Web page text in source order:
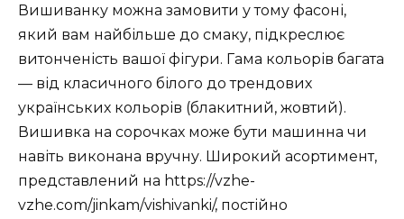
Вишиванку можна замовити у тому фасоні,
який вам найбільше до смаку, підкреслює
витонченість вашої фігури. Гама кольорів багата
— від класичного білого до трендових
українських кольорів (блакитний, жовтий).
Вишивка на сорочках може бути машинна чи
навіть виконана вручну. Широкий асортимент,
представлений на https://vzhe-
vzhe.com/jinkam/vishivanki/, постійно